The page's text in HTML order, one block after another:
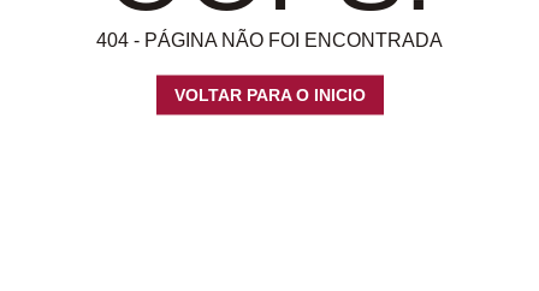
404 - PÁGINA NÃO FOI ENCONTRADA
VOLTAR PARA O INICIO